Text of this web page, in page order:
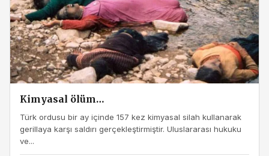
Kimyasal ölüm…
Türk ordusu bir ay içinde 157 kez kimyasal silah kullanarak
gerillaya karşı saldırı gerçekleştirmiştir. Uluslararası hukuku
ve...